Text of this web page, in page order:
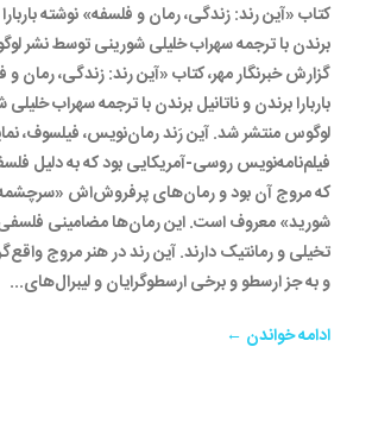
کتاب «آین رند: زندگی، رمان و فلسفه» نوشته باربارا
برندن با ترجمه سهراب خلیلی شورینی توسط نشر
گزارش خبرنگار مهر، کتاب «آین رند: زندگی، رمان
باربارا برندن و ناتانیل برندن با ترجمه سهراب
لوگوس منتشر شد. آین رَند رمان‌نویس، فیلسوف،
فیلم‌نامه‌نویس روسی-آمریکایی بود که به دلیل
که مروج آن بود و رمان‌های پرفروش‌اش
شورید» معروف است. این رمان‌ها مضامینی
تخیلی و رمانتیک دارند. آین رند در هنر مروج
و به جز ارسطو و برخی ارسطوگرایان و لیبرال‌های...
ادامه خواندن ←